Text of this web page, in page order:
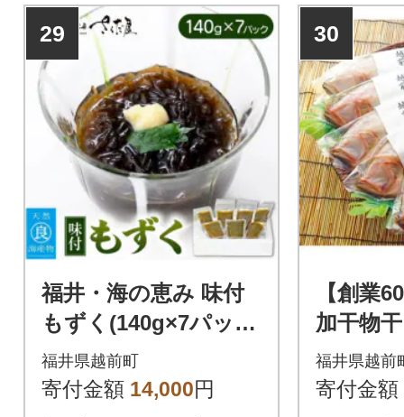
29
福井・海の恵み 味付
もずく(140g×7パッ
ク)
福井県越前町
寄付金額 14,000円
30
【創業
加干物
大5尾(1
福井県越前
寄付金額